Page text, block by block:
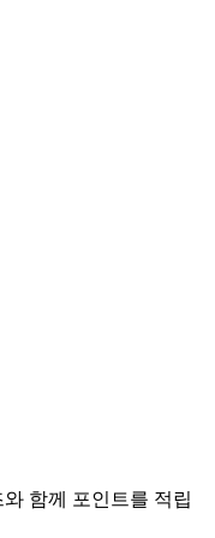
함께 포인트를 적립